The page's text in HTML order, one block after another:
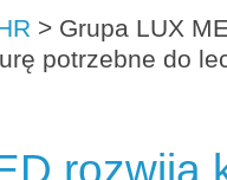
> Grupa LUX
potrzebne do
rozwija